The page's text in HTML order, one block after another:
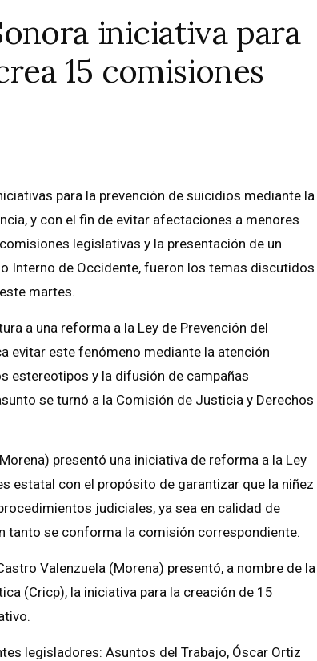
iniciativa para
15 comisiones
para la prevención de suicidios mediante la
y con el fin de evitar afectaciones a menores
legislativas y la presentación de un
Interno de Occidente, fueron los temas discutidos
martes.
a una reforma a la Ley de Prevención del
evitar este fenómeno mediante la atención
estereotipos y la difusión de campañas
se turnó a la Comisión de Justicia y Derechos
presentó una iniciativa de reforma a la Ley
estatal con el propósito de garantizar que la niñez
judiciales, ya sea en calidad de
tanto se conforma la comisión correspondiente.
Valenzuela (Morena) presentó, a nombre de la
(Cricp), la iniciativa para la creación de 15
legisladores: Asuntos del Trabajo, Óscar Ortiz